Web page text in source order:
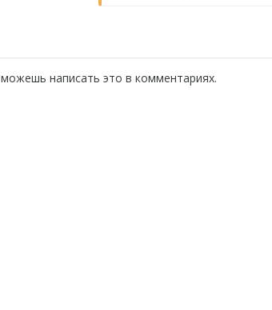
написать это в комментариях.